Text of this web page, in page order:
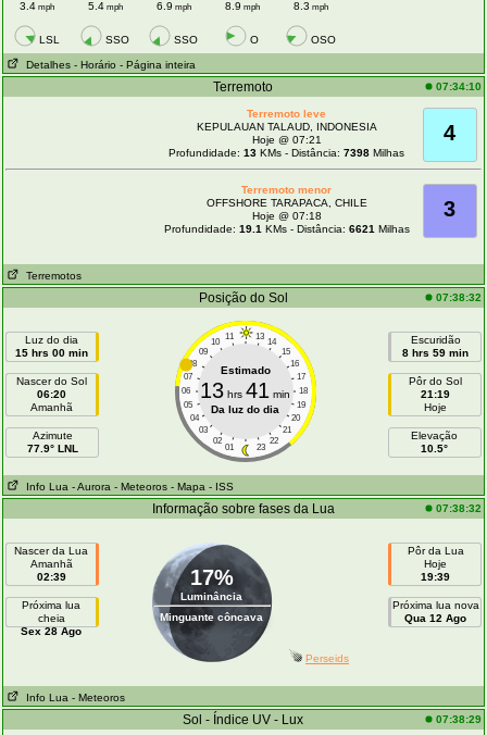
3.4 mph 5.4mph 6.9 mph 8.9 mph 8.3 mph
LSL SSO SSO O OSO
Detalhes - Horário - Página inteira
Terremoto 07:34:10
4
Terremoto leve
KEPULAUAN TALAUD, INDONESIA
Hoje @ 07:21
Profundidade:13 KMs - Distância:7398 Milhas
3
Terremoto menor
OFFSHORE TARAPACA, CHILE
Hoje @ 07:18
Profundidade: 19.1 KMs - Distância: 6621 Milhas
Terremotos
Posição do Sol 07:38:32
Luz do dia
15 hrs 00 min
Nascer do Sol
06:20
Amanhã
Azimute
77.9° LNL
11 13
10
14
09
15
08
16
07
17
06
18
05
19
04
20
03
21
02
22
01 23
Estimado
13 hrs41 min
Da luz do dia
Escuridão
8 hrs 59 min
Pôr do Sol
21:19
Hoje
Elevação
10.5°
Info Lua - Aurora - Meteoros - Mapa - ISS
Informação sobre fases da Lua 07:38:32
Nascer da Lua
Amanhã
02:39
Próxima lua
cheia
Sex 28 Ago
17%
Luminância
Minguante côncava
Pôr da Lua
Hoje
19:39
Próxima lua nova
Qua 12 Ago
Perseids
Info Lua - Meteoros
Sol - Índice UV - Lux 07:38:29